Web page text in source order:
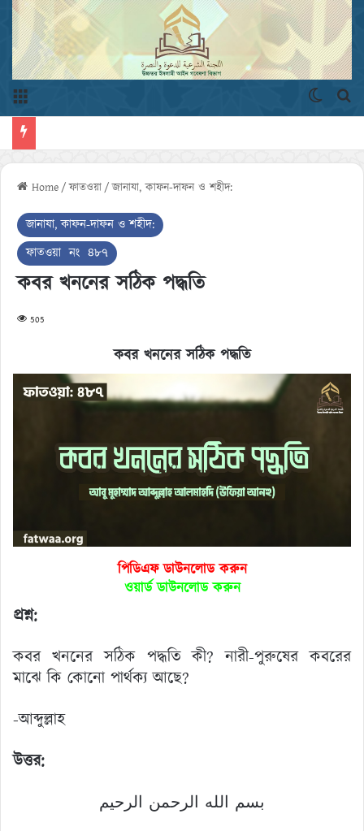
Home / ফাতওয়া / জানাযা, কাফন-দাফন ও শহীদ:
জানাযা, কাফন-দাফন ও শহীদ:
ফাতওয়া নং ৪৮৭
কবর খননের সঠিক পদ্ধতি
505
কবর খননের সঠিক পদ্ধতি
পিডিএফ ডাউনলোড করুন
ওয়ার্ড ডাউনলোড করুন
প্রশ্ন:
কবর খননের সঠিক পদ্ধতি কী? নারী-পুরুষের কবরের
মাঝে কি কোনো পার্থক্য আছে?
-আব্দুল্লাহ
উত্তর:
بسم الله الرحمن الرحيم